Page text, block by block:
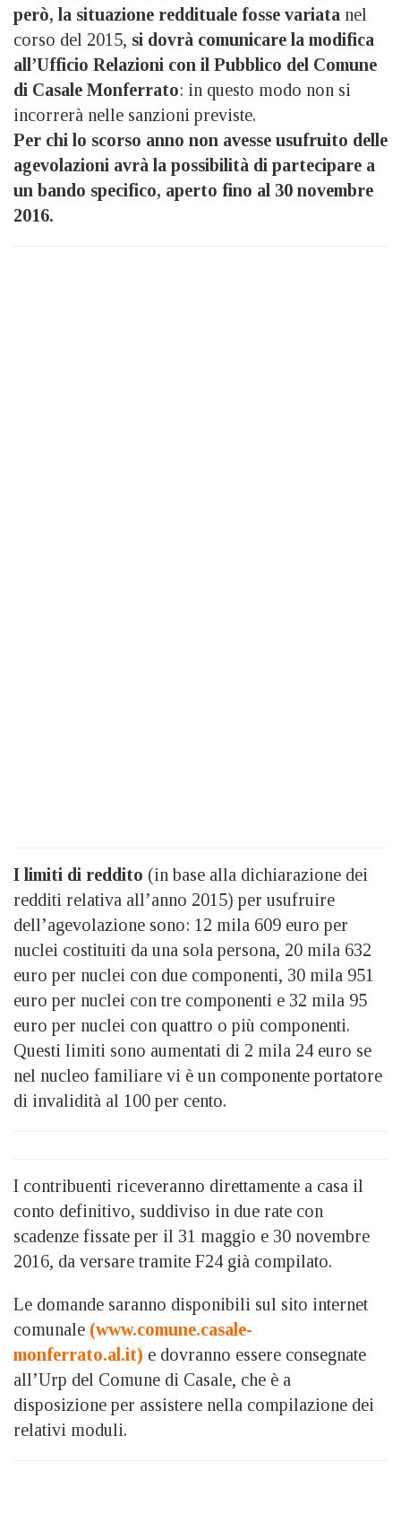
però, la situazione reddituale fosse variata nel
corso del 2015, si dovrà comunicare la modifica
all’Ufficio Relazioni con il Pubblico del Comune
di Casale Monferrato: in questo modo non si
incorrerà nelle sanzioni previste.
Per chi lo scorso anno non avesse usufruito delle
agevolazioni avrà la possibilità di partecipare a
un bando specifico, aperto fino al 30 novembre
2016.
I limiti di reddito (in base alla dichiarazione dei
redditi relativa all’anno 2015) per usufruire
dell’agevolazione sono: 12 mila 609 euro per
nuclei costituiti da una sola persona, 20 mila 632
euro per nuclei con due componenti, 30 mila 951
euro per nuclei con tre componenti e 32 mila 95
euro per nuclei con quattro o più componenti.
Questi limiti sono aumentati di 2 mila 24 euro se
nel nucleo familiare vi è un componente portatore
di invalidità al 100 per cento.
I contribuenti riceveranno direttamente a casa il
conto definitivo, suddiviso in due rate con
scadenze fissate per il 31 maggio e 30 novembre
2016, da versare tramite F24 già compilato.
Le domande saranno disponibili sul sito internet
comunale (www.comune.casale-
monferrato.al.it) e dovranno essere consegnate
all’Urp del Comune di Casale, che è a
disposizione per assistere nella compilazione dei
relativi moduli.